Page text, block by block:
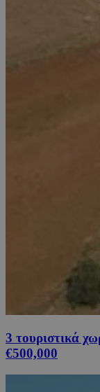
3 τουριστικά
€500,000